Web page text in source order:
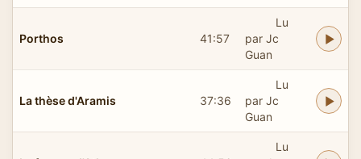
Porthos 41:57
Lu
par Jc
Guan
La thèse d'Aramis 37:36
Lu
par Jc
Guan
Lu